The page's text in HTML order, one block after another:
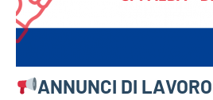
ANNUNCI DI